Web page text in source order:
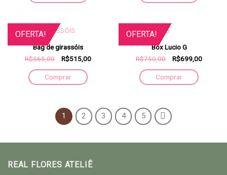
OFERTA!
Bag de girassóis
R$565,00
R$515,00
Comprar
OFERTA!
Box Lucio G
R$750,00
R$699,00
Comprar
1 2 3 4 5
REAL FLORES ATELIÊ